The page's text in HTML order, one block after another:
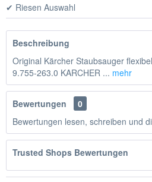
✔ Riesen Auswahl
Beschreibung
Original Kärcher Staubsauger
9.755-263.0 KARCHER ... mehr
Bewertungen
0
Bewertungen lesen, schreiben und
Trusted Shops Bewertungen